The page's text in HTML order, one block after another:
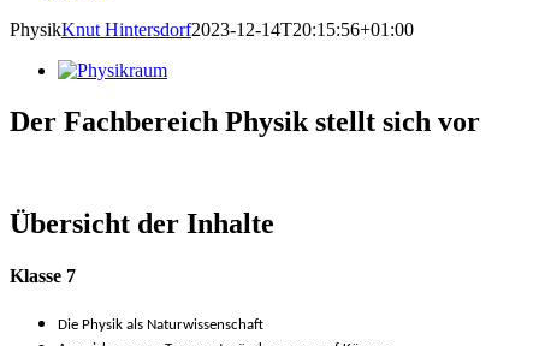
PhysikKnut Hintersdorf2023-12-14T20:15:56+01:00
Der Fachbereich Physik stellt sich vor
Übersicht der Inhalte
Klasse 7
Die Physik als Naturwissenschaft